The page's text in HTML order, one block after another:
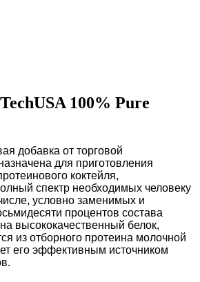
100% Pure
добавка от торговой
для приготовления
коктейля,
спектр необходимых человеку
условно заменимых и
процентов состава
высококачественный белок,
из отборного протеина молочной
его эффективным источником